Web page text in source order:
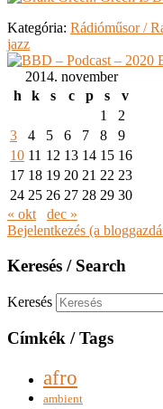
Kategória: Rádióműsor /
jazz
2014. november
h
k s c p s
v
1
2
3
4 5 6 7 8
9
10 11 12 13 14 15 16
17 18 19 20 21 22 23
24 25 26 27 28 29 30
« okt
dec »
Bejelentkezés (a
Keresés / Search
Keresés
Címkék / Tags
afro
ambient